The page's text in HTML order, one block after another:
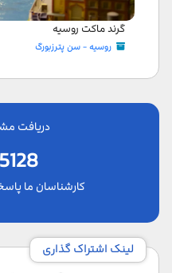
گرند ماکت روسیه
روسیه - سن پترزبورگ
دریافت
کارشناسان ما
لینک اشتراک گذاری